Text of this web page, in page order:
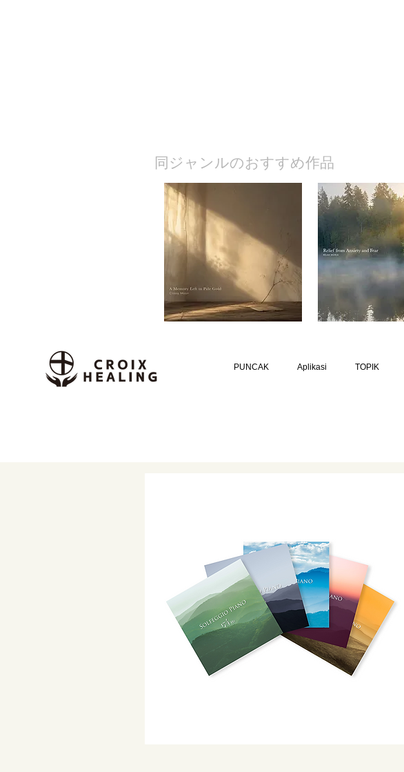
​同ジャンルのおすすめ作品
PUNCAK Aplikasi TOPIK